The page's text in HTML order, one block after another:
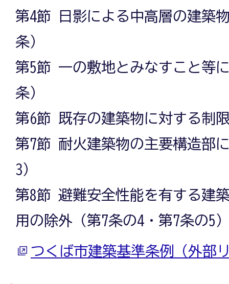
第4節 日影による中高層の建築
条）
第5節 一の敷地とみなすこと等
条）
第6節 既存の建築物に対する制
第7節 耐火建築物の主要構造部
3）
第8節 避難安全性能を有する建
用の除外（第7条の4・第7条の5
つくば市建築基準条例（外部